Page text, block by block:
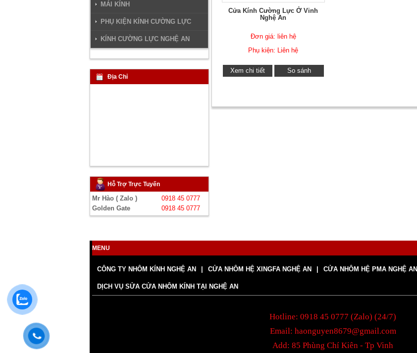
Cửa Kính Cường Lực Ở Vinh
Nghệ An
Đơn giá: liên hệ
Phụ kiện: Liên hệ
Xem chi tiết So sánh
MÁI KÍNH
PHỤ KIỆN KÍNH CƯỜNG LỰC
KÍNH CƯỜNG LỰC NGHỆ AN
Địa Chỉ
Hỗ Trợ Trực Tuyến
Mr Hào ( Zalo )
0918 45 0777
Golden Gate
0918 45 0777
MENU
CÔNG TY NHÔM KÍNH NGHỆ AN CỬA NHÔM HỆ XINGFA NGHỆ AN CỬA NHÔM HỆ PMA NGHỆ AN
DỊCH VỤ SỬA CỬA NHÔM KÍNH TẠI NGHỆ AN
Hotline: 0918 45 0777 (Zalo) (24/7)
Email: haonguyen8679@gmail.com
Add: 85 Phùng Chí Kiên - Tp Vinh